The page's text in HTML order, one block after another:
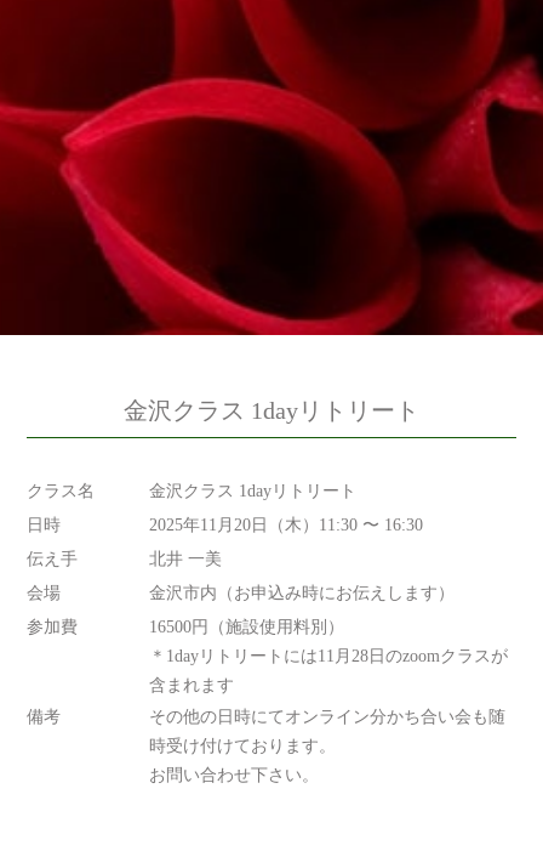
金沢クラス 1dayリトリート
クラス名
金沢クラス 1dayリトリート
日時
2025年11月20日（木）11:30 〜 16:30
伝え手
北井 一美
会場
金沢市内（お申込み時にお伝えします）
参加費
16500円（施設使用料別）
＊1dayリトリートには11月28日のzoomクラスが
含まれます
備考
その他の日時にてオンライン分かち合い会も随
時受け付けております。
お問い合わせ下さい。